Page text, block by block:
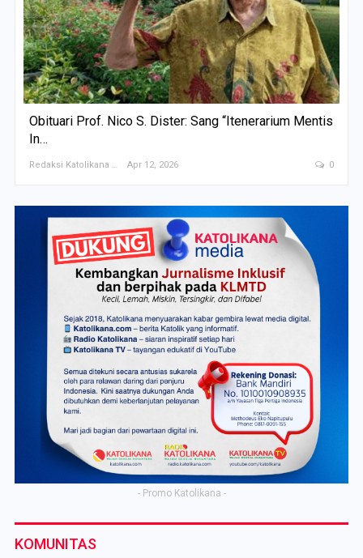
Obituari Prof. Nico S. Dister: Sang “Itenerarium Mentis
In…
Redaksi Katolikana Apr 12, 2026 0
- Promo Katolikana -
KOMUNITAS